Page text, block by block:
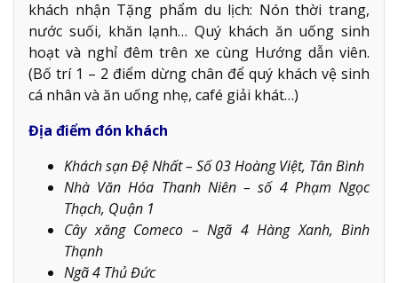
khách nhận Tặng phẩm du lịch: Nón thời trang,
nước suối, khăn lạnh… Quý khách ăn uống sinh
hoạt và nghỉ đêm trên xe cùng Hướng dẫn viên.
(Bố trí 1 – 2 điểm dừng chân để quý khách vệ sinh
cá nhân và ăn uống nhẹ, café giải khát…)
Địa điểm đón khách
Khách sạn Đệ Nhất – Số 03 Hoàng Việt, Tân Bình
Nhà Văn Hóa Thanh Niên – số 4 Phạm Ngọc
Thạch, Quận 1
Cây xăng Comeco – Ngã 4 Hàng Xanh, Bình
Thạnh
Ngã 4 Thủ Đức